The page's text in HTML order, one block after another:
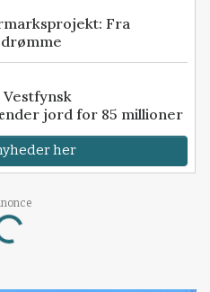
Fra
jord for 85 millioner
her